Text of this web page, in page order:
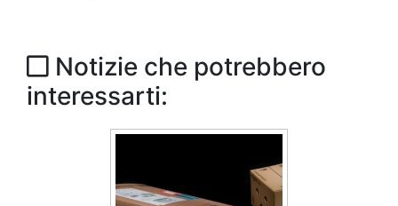
Notizie che potrebbero
interessarti: